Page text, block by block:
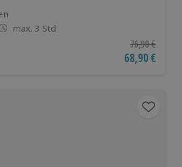
max. 3 Std
basierend auf 426 Bewertungen
76,90 €
Aktueller
68,90 €